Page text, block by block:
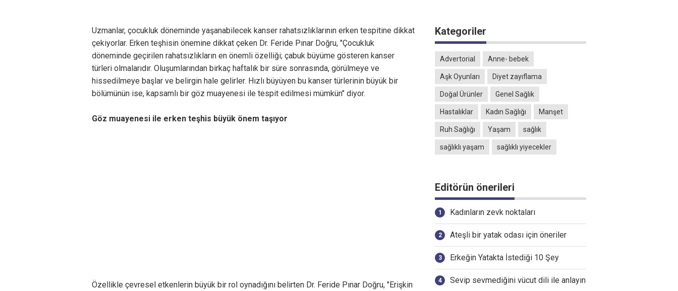
Uzmanlar, çocukluk döneminde yaşanabilecek kanser rahatsızlıklarının erken tespitine dikkat
çekiyorlar. Erken teşhisin önemine dikkat çeken Dr. Feride Pınar Doğru, "Çocukluk
döneminde geçirilen rahatsızlıkların en önemli özelliği; çabuk büyüme gösteren kanser
türleri olmalarıdır. Oluşumlarından birkaç haftalık bir süre sonrasında, görülmeye ve
hissedilmeye başlar ve belirgin hale gelirler. Hızlı büyüyen bu kanser türlerinin büyük bir
bölümünün ise, kapsamlı bir göz muayenesi ile tespit edilmesi mümkün" diyor.
Göz muayenesi ile erken teşhis büyük önem taşıyor
Özellikle çevresel etkenlerin büyük bir rol oynadığını belirten Dr. Feride Pınar Doğru, "Erişkin
Kategoriler
Advertorial Anne- bebek
Aşk Oyunları Diyet zayıflama
Doğal Ürünler Genel Sağlık
Hastalıklar Kadın Sağlığı Manşet
Ruh Sağlığı Yaşam sağlık
sağlıklı yaşam sağlıklı yiyecekler
Editörün önerileri
Kadınların zevk noktaları
Ateşli bir yatak odası için öneriler
Erkeğin Yatakta İstediği 10 Şey
Sevip sevmediğini vücut dili ile anlayın